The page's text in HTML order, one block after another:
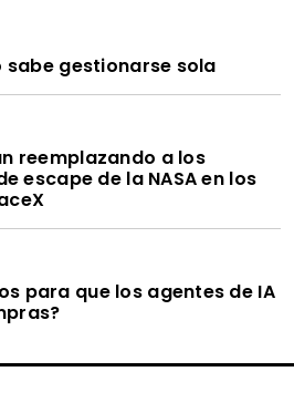
sabe gestionarse sola
reemplazando a los
escape de la NASA en los
para que los agentes de IA